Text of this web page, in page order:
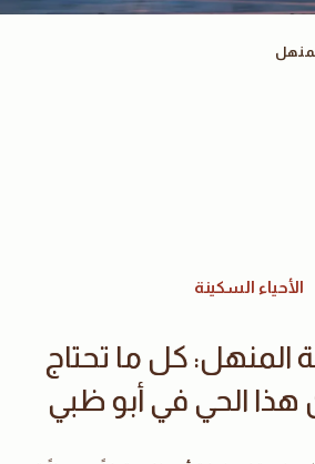
الأحياء السكينة
المنهل: كل ما تحتاج
الحي في أبو ظبي